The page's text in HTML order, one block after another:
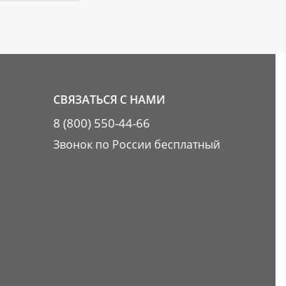
СВЯЗАТЬСЯ С НАМИ
8 (800) 550-44-66
Звонок по России бесплатный